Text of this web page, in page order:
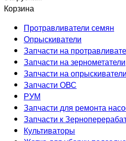
Корзина
Протравливатели семян
Опрыскиватели
Запчасти на
Запчасти на зернометатели
Запчасти на опрыскиватели
Запчасти ОВС
РУМ
Запчасти для ремонта
Запчасти к
Культиваторы